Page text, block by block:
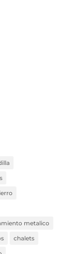
metalico
chalets